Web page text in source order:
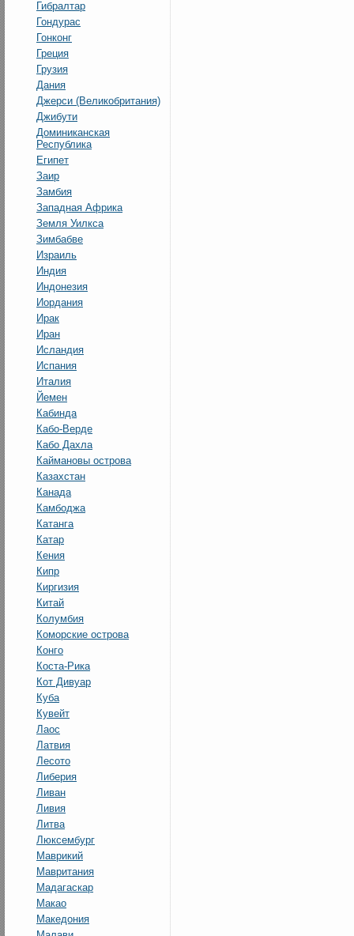
Гибралтар
Гондурас
Гонконг
Греция
Грузия
Дания
Джерси (Великобритания)
Джибути
Доминиканская
Республика
Египет
Заир
Замбия
Западная Африка
Земля Уилкса
Зимбабве
Израиль
Индия
Индонезия
Иордания
Ирак
Иран
Исландия
Испания
Италия
Йемен
Кабинда
Кабо-Верде
Кабо Дахла
Каймановы острова
Казахстан
Канада
Камбоджа
Катанга
Катар
Кения
Кипр
Киргизия
Китай
Колумбия
Коморские острова
Конго
Коста-Рика
Кот Дивуар
Куба
Кувейт
Лаос
Латвия
Лесото
Либерия
Ливан
Ливия
Литва
Люксембург
Маврикий
Мавритания
Мадагаскар
Макао
Македония